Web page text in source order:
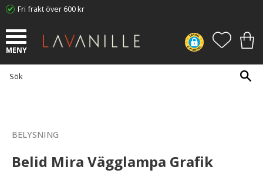
Fri frakt över 600 kr
BELYSNING
Belid Mira Vägglampa Grafik